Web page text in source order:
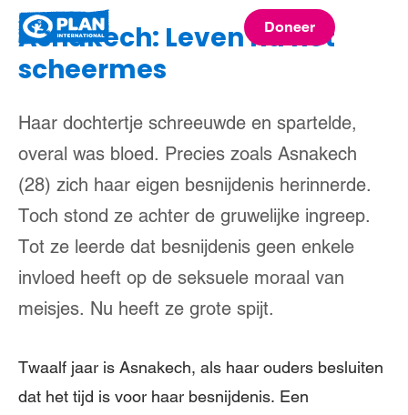
Plan
International
Doneer
Asnakech: Leven na het
scheermes
Haar dochtertje schreeuwde en spartelde,
overal was bloed. Precies zoals Asnakech
(28) zich haar eigen besnijdenis herinnerde.
Toch stond ze achter de gruwelijke ingreep.
Tot ze leerde dat besnijdenis geen enkele
invloed heeft op de seksuele moraal van
meisjes. Nu heeft ze grote spijt.
Twaalf jaar is Asnakech, als haar ouders besluiten
dat het tijd is voor haar besnijdenis. Een